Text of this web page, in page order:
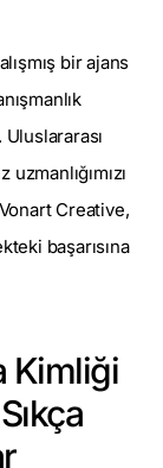
bir ajans
uzmanlığımızı
Creative,
başarısına
Kimliği